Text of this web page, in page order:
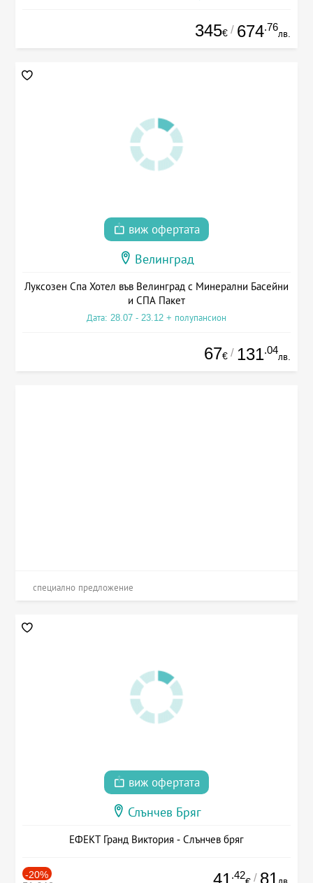
345€ / 674.76
лв.
виж офертата
Велинград
Луксозен Спа Хотел във Велинград с Минерални Басейни
и СПА Пакет
Дата: 28.07 - 23.12 + полупансион
67€ / 131.04
лв.
специално предложение
виж офертата
Слънчев Бряг
ЕФЕКТ Гранд Виктория - Слънчев бряг
-20% 41 .42 / 81